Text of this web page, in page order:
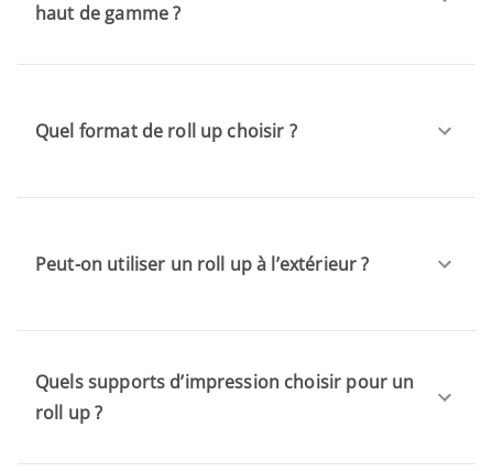
haut de gamme ?
Quel format de roll up choisir ?
Peut-on utiliser un roll up à l’extérieur ?
Quels supports d’impression choisir pour un
roll up ?